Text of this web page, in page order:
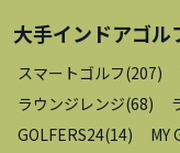
大手インドアゴル
スマートゴルフ(207)
ラウンジレンジ(68)
GOLFERS24(14) MY